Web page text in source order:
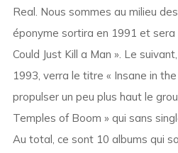
Real. Nous sommes au milieu
éponyme sortira en 1991 et
Could Just Kill a Man ». Le
1993, verra le titre « Insane in
propulser un peu plus haut le
Temples of Boom » qui sans
Au total, ce sont 10 albums qui